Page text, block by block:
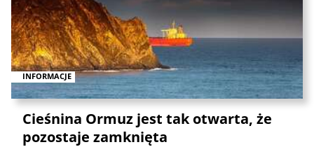
INFORMACJE
Cieśnina Ormuz jest tak otwarta, że
pozostaje zamknięta